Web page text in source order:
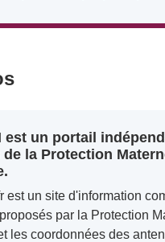
est un portail
la Protection
est un site d'information
par la Protection
les coordonnées des